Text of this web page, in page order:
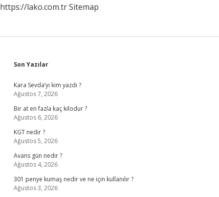
https://lako.com.trSitemap
Sidebar
Son Yazılar
Kara Sevda’yı kim yazdı ?
Ağustos 7, 2026
Bir at en fazla kaç kilodur ?
Ağustos 6, 2026
KGT nedir ?
Ağustos 5, 2026
Avans gün nedir ?
Ağustos 4, 2026
301 penye kumaş nedir ve ne için kullanılır ?
Ağustos 3, 2026